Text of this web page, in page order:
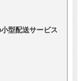
型配送サービス